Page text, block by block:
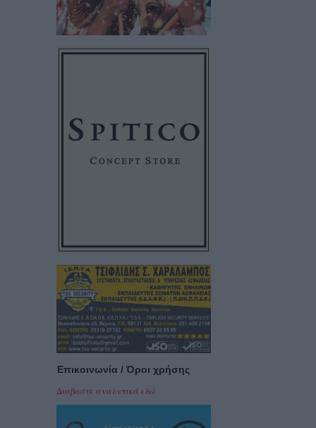
Επικοινωνία / Όροι χρήσης
Διαβαστε αναλυτικά εδώ